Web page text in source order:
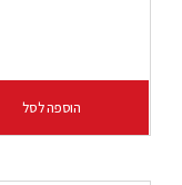
הוספה לסל